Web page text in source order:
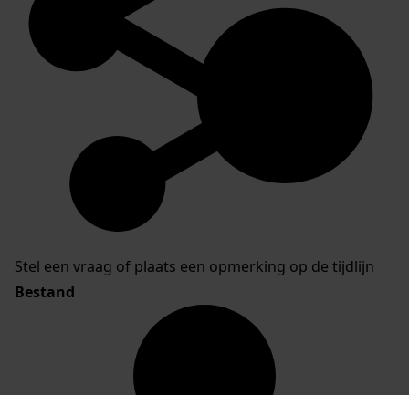
Stel een vraag of plaats een opmerking op de tijdlijn
Bestand